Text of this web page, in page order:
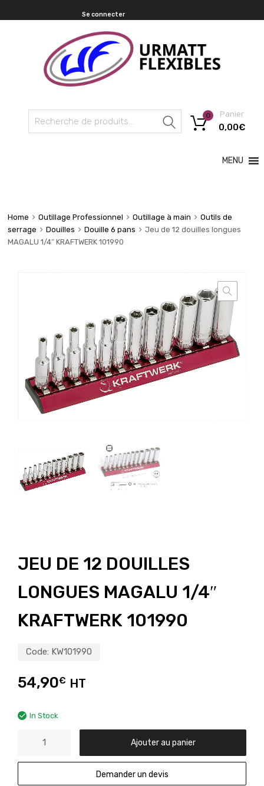
Se connecter
Recherche
Panier
0,00€
0
MENU
Home Outillage Professionnel Outillage à main
Outils de
serrage
Douilles Douille 6 pans
Jeu de 12 douilles longues
MAGALU 1/4″ KRAFTWERK 101990
JEU DE 12 DOUILLES
LONGUES MAGALU 1/4″
KRAFTWERK 101990
Code: KW101990
54,90€ HT
In Stock
Ajouter au panier
Demander un devis